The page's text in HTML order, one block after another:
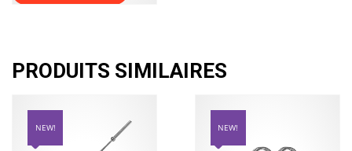
PRODUITS SIMILAIRES
NEW! NEW!